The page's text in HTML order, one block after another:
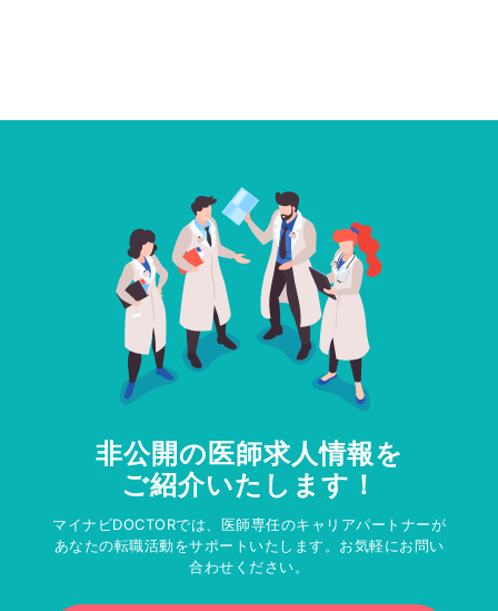
非公開の医師求人情報を
ご紹介いたします！
マイナビDOCTORでは、医師専任のキャリアパートナーが
あなたの転職活動をサポートいたします。お気軽にお問い
合わせください。